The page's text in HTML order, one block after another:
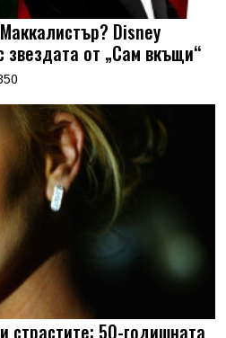
Disney
от „Сам вкъщи“
страстите: 50-годишната